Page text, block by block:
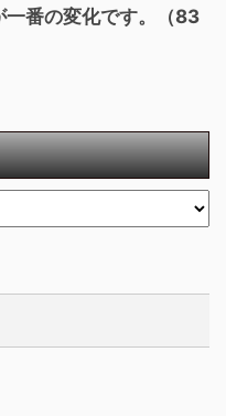
一番の変化です。（83